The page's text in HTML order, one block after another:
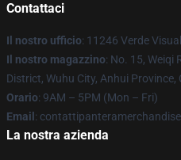
Contattaci
Il nostro ufficio: 11246 Verde
Il nostro magazzino: No. 15, Weiqi
District, Wuhu City, Anhui Province,
Orario: 9AM – 5PM (Mon – Fri)
Email :
La nostra azienda